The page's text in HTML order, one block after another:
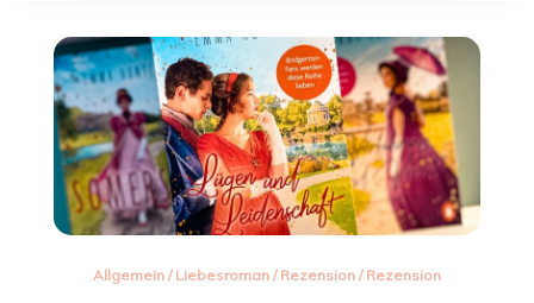
Allgemein/ Liebesroman/ Rezension/ Rezension